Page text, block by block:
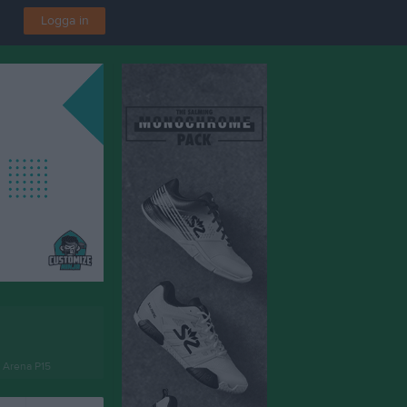
Logga in
P15